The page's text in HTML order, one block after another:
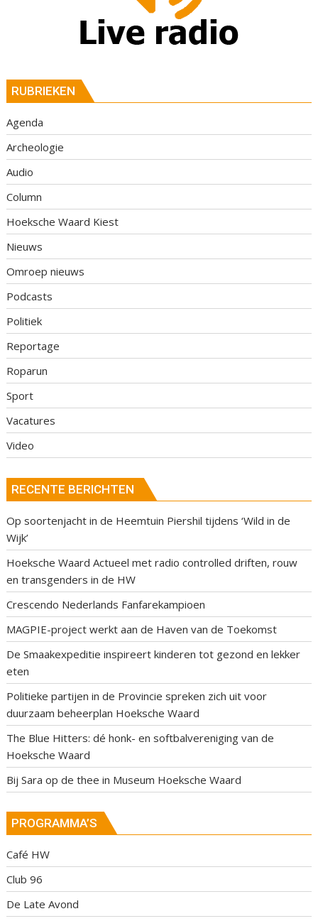
RUBRIEKEN
Agenda
Archeologie
Audio
Column
Hoeksche Waard Kiest
Nieuws
Omroep nieuws
Podcasts
Politiek
Reportage
Roparun
Sport
Vacatures
Video
RECENTE BERICHTEN
Op soortenjacht in de Heemtuin Piershil tijdens ‘Wild in de
Wijk’
Hoeksche Waard Actueel met radio controlled driften, rouw
en transgenders in de HW
Crescendo Nederlands Fanfarekampioen
MAGPIE-project werkt aan de Haven van de Toekomst
De Smaakexpeditie inspireert kinderen tot gezond en lekker
eten
Politieke partijen in de Provincie spreken zich uit voor
duurzaam beheerplan Hoeksche Waard
The Blue Hitters: dé honk- en softbalvereniging van de
Hoeksche Waard
Bij Sara op de thee in Museum Hoeksche Waard
PROGRAMMA’S
Café HW
Club 96
De Late Avond